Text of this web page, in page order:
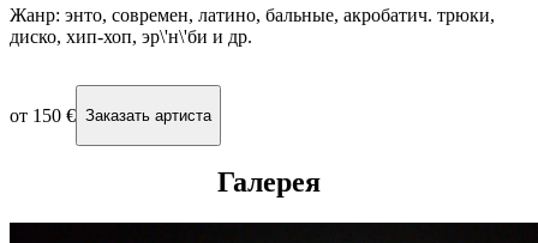
Жанр: энто, современ, латино, бальные, акробатич. трюки,
диско, хип-хоп, эр\'н\'би и др.
от 150 € Заказать артиста
Галерея